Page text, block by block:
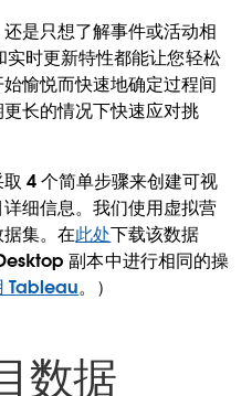
是只想了解事件或活动相
时更新特性都能让您轻松
愉悦而快速地确定过程间
长的情况下快速应对挑
4 个简单步骤来创建可视
细信息。我们使用虚拟营
集。在此处下载该数据
副本中进行相同的操
Tableau。）
数据